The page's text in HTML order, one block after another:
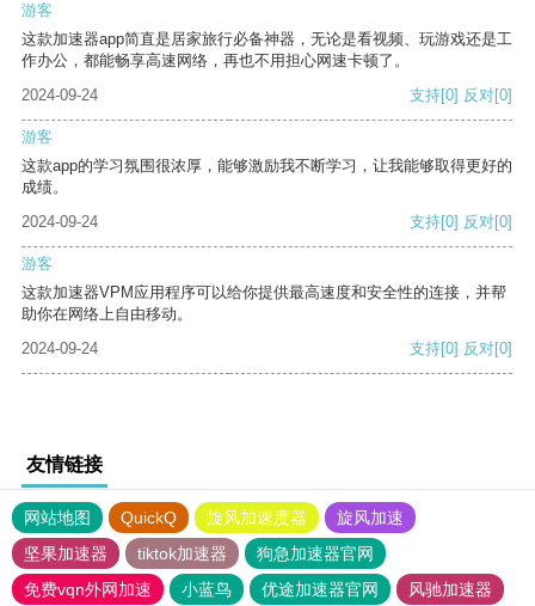
游客
这款加速器app简直是居家旅行必备神器，无论是看视频、玩游戏还是工
作办公，都能畅享高速网络，再也不用担心网速卡顿了。
2024-09-24
支持[0] 反对[0]
游客
这款app的学习氛围很浓厚，能够激励我不断学习，让我能够取得更好的
成绩。
2024-09-24
支持[0] 反对[0]
游客
这款加速器VPM应用程序可以给你提供最高速度和安全性的连接，并帮
助你在网络上自由移动。
2024-09-24
支持[0] 反对[0]
友情链接
网站地图 QuickQ 旋风加速度器
旋风加速
坚果加速器
tiktok加速器
狗急加速器官网
免费vqn外网加速
小蓝鸟 优途加速器官网 风驰加速器